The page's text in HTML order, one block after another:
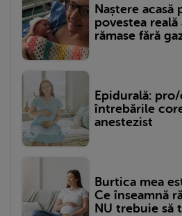
Naștere acasă
povestea
rămase fără
Epidurală:
întrebările
anestezist
Burtica mea
Ce înseamnă
NU trebuie să